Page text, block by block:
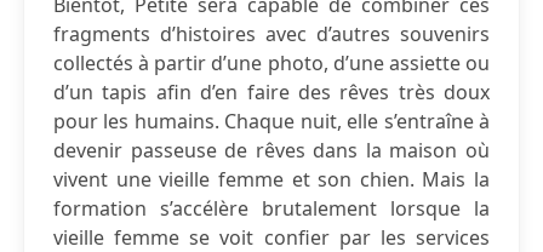
fragments d’histoires avec d’autres souvenirs
collectés à partir d’une photo, d’une assiette ou
d’un tapis afin d’en faire des rêves très doux
pour les humains. Chaque nuit, elle s’entraîne à
devenir passeuse de rêves dans la maison où
vivent une vieille femme et son chien. Mais la
formation s’accélère brutalement lorsque la
vieille femme se voit confier par les services